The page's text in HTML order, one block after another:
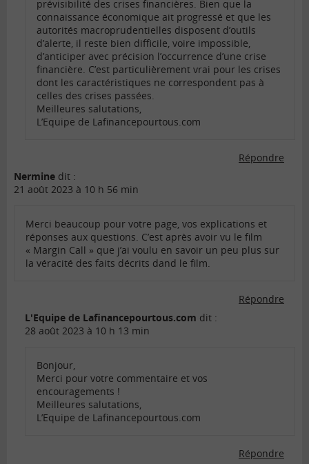
prévisibilité des crises financières. Bien que la
connaissance économique ait progressé et que les
autorités macroprudentielles disposent d’outils
d’alerte, il reste bien difficile, voire impossible,
d’anticiper avec précision l’occurrence d’une crise
financière. C’est particulièrement vrai pour les crises
dont les caractéristiques ne correspondent pas à
celles des crises passées.
Meilleures salutations,
L’Equipe de Lafinancepourtous.com
Répondre
Nermine dit :
21 août 2023 à 10 h 56 min
Merci beaucoup pour votre page, vos explications et
réponses aux questions. C’est après avoir vu le film
« Margin Call » que j’ai voulu en savoir un peu plus sur
la véracité des faits décrits dand le film.
Répondre
L'Equipe de Lafinancepourtous.com dit :
28 août 2023 à 10 h 13 min
Bonjour,
Merci pour votre commentaire et vos
encouragements !
Meilleures salutations,
L’Equipe de Lafinancepourtous.com
Répondre